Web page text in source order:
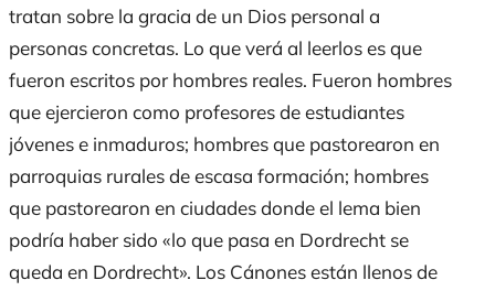
tratan sobre la gracia de un Dios personal a
personas concretas. Lo que verá al leerlos es que
fueron escritos por hombres reales. Fueron hombres
que ejercieron como profesores de estudiantes
jóvenes e inmaduros; hombres que pastorearon en
parroquias rurales de escasa formación; hombres
que pastorearon en ciudades donde el lema bien
podría haber sido «lo que pasa en Dordrecht se
queda en Dordrecht». Los Cánones están llenos de